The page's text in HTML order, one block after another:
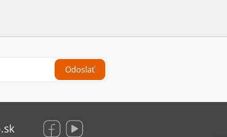
Odoslať